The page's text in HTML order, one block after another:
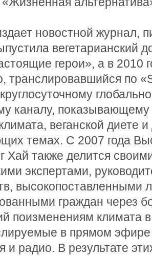
новостной журнал,
вегетарианский
герои», а в 2010
транслировавшийся по
каналу, показывающему
веганской диете и
темах. С 2007 года
Хай также делится
экспертами,
высокопоставленными
граждан через
поизменениям климата
в прямом эфире
и радио. В результате